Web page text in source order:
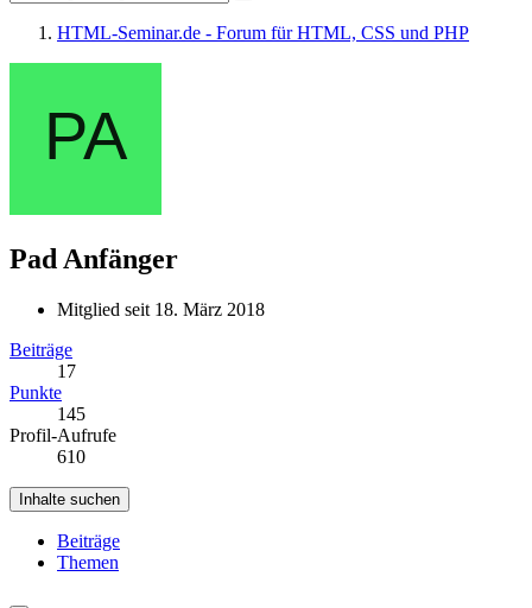
HTML-Seminar.de - Forum für HTML, CSS und PHP
Pad Anfänger
Mitglied seit 18. März 2018
Beiträge
17
Punkte
145
Profil-Aufrufe
610
Inhalte suchen
Beiträge
Themen